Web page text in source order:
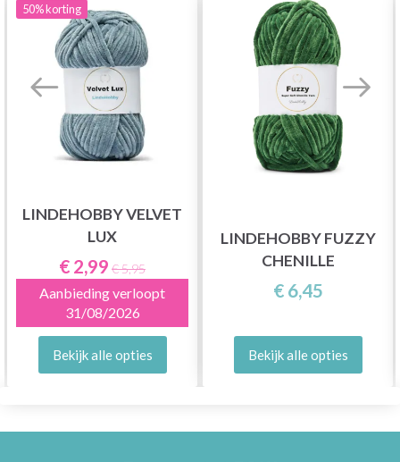
50%korting
LINDEHOBBY VELVET
LUX
€ 2,99 € 5,95
Aanbieding verloopt
31/08/2026
Bekijk alle opties
LINDEHOBBY FUZZY
CHENILLE
€ 6,45
Bekijk alle opties